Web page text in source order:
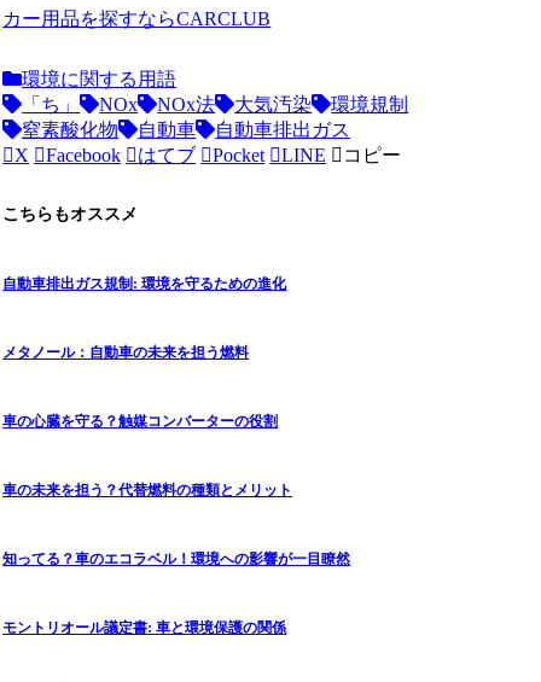
カー用品を探すならCARCLUB
環境に関する用語
「ち」
NOx NOx法 大気汚染
環境規制
窒素酸化物
自動車
自動車排出ガス
X
Facebook はてブ Pocket LINE コピー
こちらもオススメ
自動車排出ガス規制: 環境を守るための進化
メタノール：自動車の未来を担う燃料
車の心臓を守る？触媒コンバーターの役割
車の未来を担う？代替燃料の種類とメリット
知ってる？車のエコラベル！環境への影響が一目瞭然
モントリオール議定書: 車と環境保護の関係